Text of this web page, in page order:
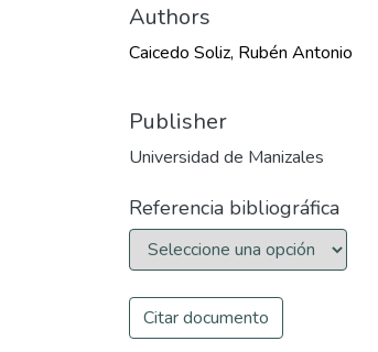
Authors
Caicedo Soliz, Rubén Antonio
Publisher
Universidad de Manizales
Referencia bibliográfica
Citar documento